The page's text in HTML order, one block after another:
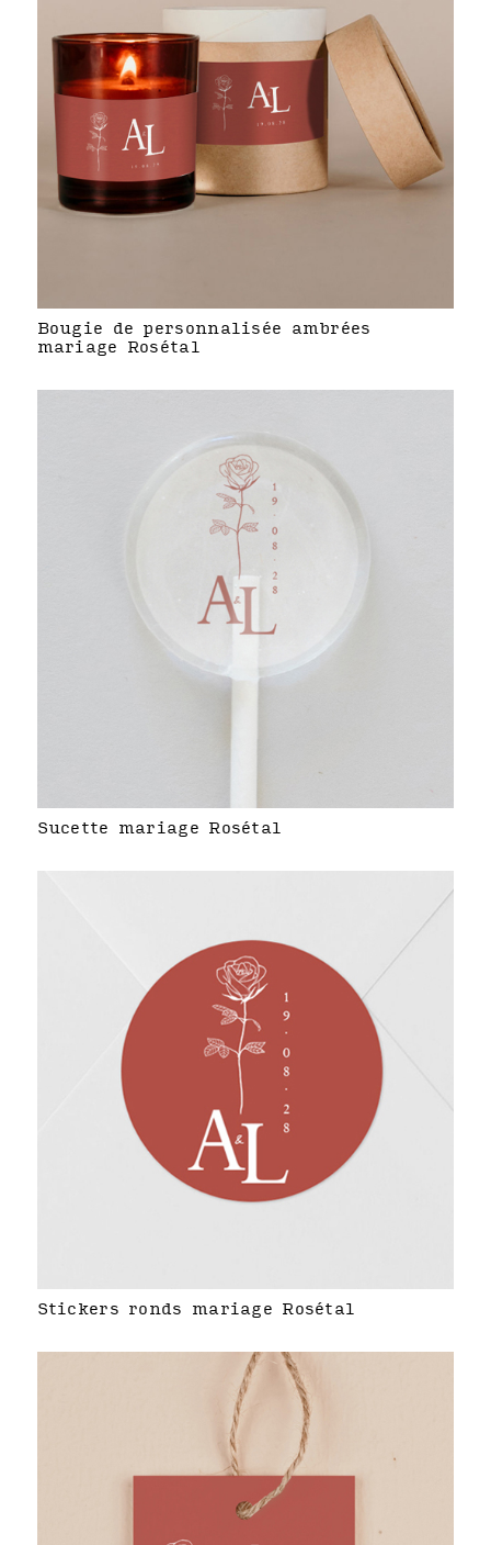
Bougie de personnalisée ambrées
mariage Rosétal
Sucette mariage Rosétal
Stickers ronds mariage Rosétal